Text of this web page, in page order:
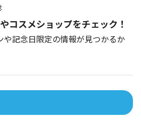
コスメショップをチェック！
記念日限定の情報が見つかるか